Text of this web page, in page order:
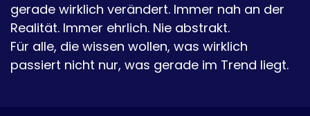
gerade wirklich verändert. Immer nah an der
Realität. Immer ehrlich. Nie abstrakt.
Für alle, die wissen wollen, was wirklich
passiert nicht nur, was gerade im Trend liegt.